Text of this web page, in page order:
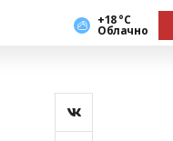
+18 °С
Облачно